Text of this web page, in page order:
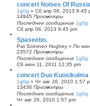
с
к
concert Noises Of
1g0g » Сб апр 06, 2013 8:45
14945 Просмотры
Последнее сообщение 1g0g
Сб апр 06, 2013 8:45 pm
Spaseebo.
Pat Soininen Hughey » Пн
23572 Просмотры
Последнее сообщение 1g0g
Сб июн 11, 2011 12:35 pm
concert Duo Kuosikulma
1g0g » Чт авг 26, 2010 1:57
13436 Просмотры
Последнее сообщение 1g0g
Чт авг 26, 2010 1:57 pm